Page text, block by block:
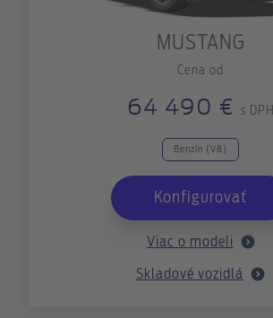
MUSTANG
Cena od
64 490 € s DPH
Benzín (V8)
Konfigurovať
Viac o modeli
Skladové vozidlá